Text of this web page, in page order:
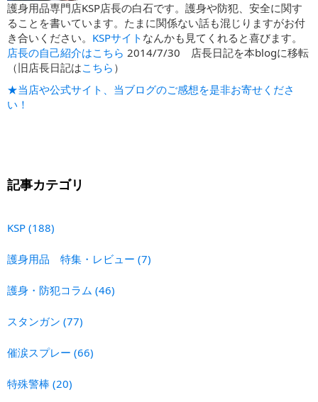
護身用品専門店KSP店長の白石です。護身や防犯、安全に関す
ることを書いています。たまに関係ない話も混じりますがお付
き合いください。 KSPサイト なんかも見てくれると喜びます。
店長の自己紹介はこちら 2014/7/30 店長日記を本blogに移転
（旧店長日記はこちら ）
★当店や公式サイト、当ブログのご感想を是非お寄せくださ
い！
記事カテゴリ
KSP (188)
護身用品 特集・レビュー (7)
護身・防犯コラム (46)
スタンガン (77)
催涙スプレー (66)
特殊警棒 (20)